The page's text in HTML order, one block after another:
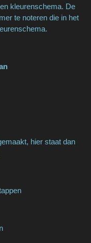
kleurenschema. De
te noteren die in het
hier staat dan